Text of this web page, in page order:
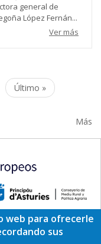
general de
López Fernán...
Ver más
Última
página
Último »
Más
web para ofrecerle
sus